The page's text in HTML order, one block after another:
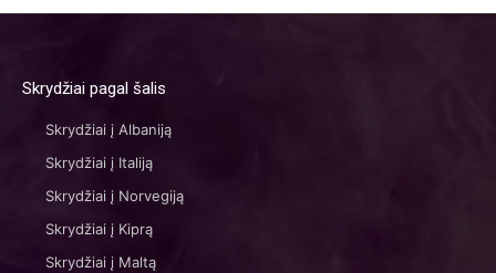
Skrydžiai pagal šalis
Skrydžiai į Albaniją
Skrydžiai į Italiją
Skrydžiai į Norvegiją
Skrydžiai į Kiprą
Skrydžiai į Maltą